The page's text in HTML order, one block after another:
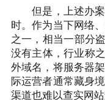
但是，上述办案
时。作为当下网络
之一，相当一部分
没有主体，行业称
外域名，将服务器
际运营者通常藏身
渠道也难以查实网